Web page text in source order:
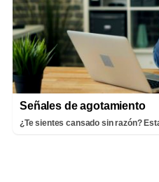
Señales de agotamiento
¿Te sientes cansado sin razón?